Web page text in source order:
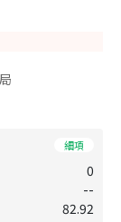
細項
0
--
82.92